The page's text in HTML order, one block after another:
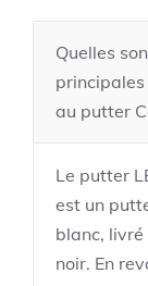
Quelles
au putter
Le putter
est un
blanc,
noir. En